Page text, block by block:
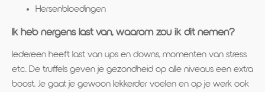
Hersenbloedingen
Ik heb nergens last van, waarom zou ik dit nemen?
Iedereen heeft last van ups en downs, momenten van stress
etc. De truffels geven je gezondheid op alle niveaus een extra
boost. Je gaat je gewoon lekkerder voelen en op je werk ook